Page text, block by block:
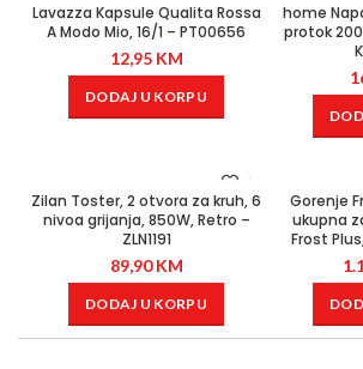
Lavazza Kapsule Qualita Rossa
A Modo Mio, 16/1 – PT00656
12,95 KM
DODAJ U KORPU
home
protok 200
Zilan Toster, 2 otvora za kruh, 6
nivoa grijanja, 850W, Retro –
ZLN1191
89,90KM
DODAJ U KORPU
Gorenje
ukupna
Frost